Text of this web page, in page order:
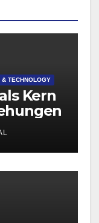
& TECHNOLOGY
Kern